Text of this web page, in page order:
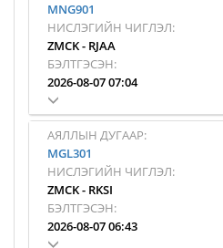
MNG901
НИСЛЭГИЙН ЧИГЛЭЛ:
ZMCK- RJAA
БЭЛТГЭСЭН:
2026-08-07 07:04
АЯЛЛЫН ДУГААР:
MGL301
НИСЛЭГИЙН ЧИГЛЭЛ:
ZMCK- RKSI
БЭЛТГЭСЭН:
2026-08-07 06:43